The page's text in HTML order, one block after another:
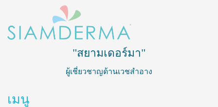
"สยามเดอร์มา"
ผู้เชี่ยวชาญด้านเวชสำอาง
เมนู